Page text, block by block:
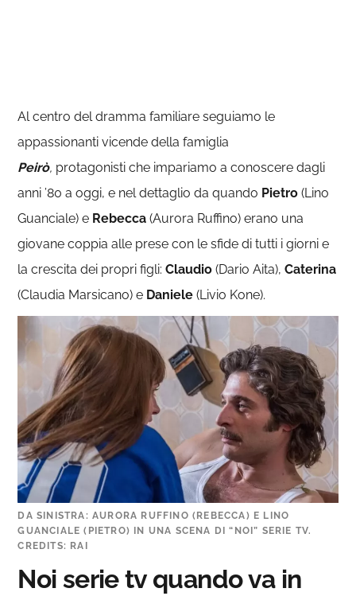
Al centro del dramma familiare seguiamo le
appassionanti vicende della famiglia
Peirò, protagonisti che impariamo a conoscere dagli
anni ’80 a oggi, e nel dettaglio da quando Pietro (Lino
Guanciale) e Rebecca (Aurora Ruffino) erano una
giovane coppia alle prese con le sfide di tutti i giorni e
la crescita dei propri figli:Claudio(Dario Aita),Caterina
(Claudia Marsicano) e Daniele(Livio Kone).
DA SINISTRA: AURORA RUFFINO (REBECCA) E LINO
GUANCIALE (PIETRO) IN UNA SCENA DI “NOI” SERIE TV.
CREDITS: RAI
Noi serie tv quando va in